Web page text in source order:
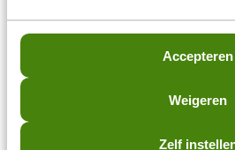
Accepteren
Weigeren
Zelf
te behouden regelmatig en
aanbrengen, vooral na het
hoofddeksel, T-shirt en
blootstelling aan de zon